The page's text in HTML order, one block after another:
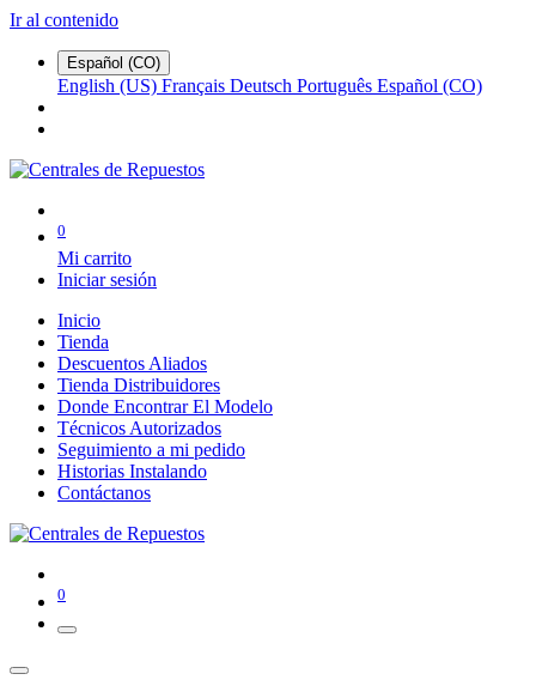
Ir al contenido
Español (CO)
English (US) Français Deutsch Português Español (CO)
0
Mi carrito
Iniciar sesión
Inicio
Tienda
Descuentos Aliados
Tienda Distribuidores
Donde Encontrar El Modelo
Técnicos Autorizados
Seguimiento a mi pedido
Historias Instalando
Contáctanos
0